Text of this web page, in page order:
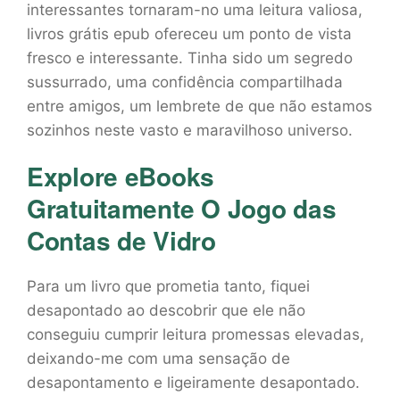
interessantes tornaram-no uma leitura valiosa,
livros grátis epub ofereceu um ponto de vista
fresco e interessante. Tinha sido um segredo
sussurrado, uma confidência compartilhada
entre amigos, um lembrete de que não estamos
sozinhos neste vasto e maravilhoso universo.
Explore eBooks
Gratuitamente O Jogo das
Contas de Vidro
Para um livro que prometia tanto, fiquei
desapontado ao descobrir que ele não
conseguiu cumprir leitura promessas elevadas,
deixando-me com uma sensação de
desapontamento e ligeiramente desapontado.